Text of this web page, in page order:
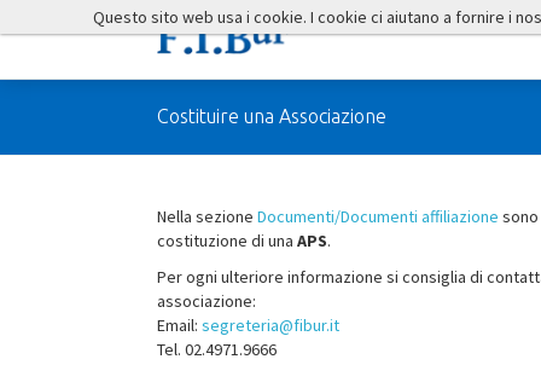
Costituire una Associazione
Nella sezione Documenti/Documenti affiliazione
costituzione di una APS.
Per ogni ulteriore informazione si consiglia di
associazione:
Email: segreteria@fibur.it
Tel. 02.4971.9666
Questo sito web usa i cookie. I cookie ci aiutano a fornire i